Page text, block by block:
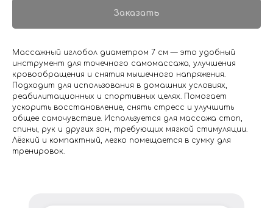
Заказать
Массажный иглобол диаметром 7 см — это удобный
инструмент для точечного самомассажа, улучшения
кровообращения и снятия мышечного напряжения.
Подходит для использования в домашних условиях,
реабилитационных и спортивных целях. Помогает
ускорить восстановление, снять стресс и улучшить
общее самочувствие. Используется для массажа стоп,
спины, рук и других зон, требующих мягкой стимуляции.
Лёгкий и компактный, легко помещается в сумку для
тренировок.